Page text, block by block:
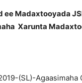
ee Madaxtooyada
Xarunta
(SL)-Agaasimaha